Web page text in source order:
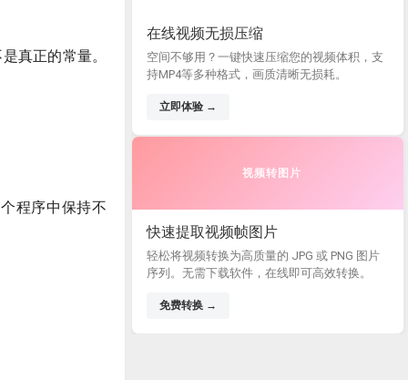
真正的常量。
程序中保持不
在线视频无损压缩
空间不够用？一键快速压缩您的视频体积，支
持MP4等多种格式，画质清晰无损耗。
立即体验 →
视频转图片
快速提取视频帧图片
轻松将视频转换为高质量的 JPG 或 PNG 图片
序列。无需下载软件，在线即可高效转换。
免费转换 →